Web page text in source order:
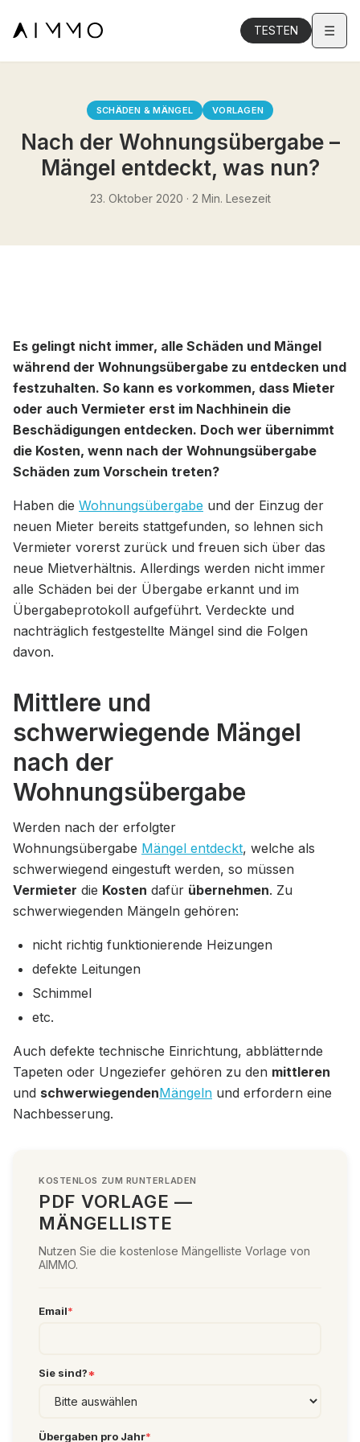
TESTEN ☰
SCHÄDEN & MÄNGEL VORLAGEN
Nach der Wohnungsübergabe –
Mängel entdeckt, was nun?
23. Oktober 2020 · 2 Min. Lesezeit
Es gelingt nicht immer, alle Schäden und Mängel
während der Wohnungsübergabe zu entdecken und
festzuhalten. So kann es vorkommen, dass Mieter
oder auch Vermieter erst im Nachhinein die
Beschädigungen entdecken. Doch wer übernimmt
die Kosten, wenn nach der Wohnungsübergabe
Schäden zum Vorschein treten?
Haben die Wohnungsübergabe und der Einzug der
neuen Mieter bereits stattgefunden, so lehnen sich
Vermieter vorerst zurück und freuen sich über das
neue Mietverhältnis. Allerdings werden nicht immer
alle Schäden bei der Übergabe erkannt und im
Übergabeprotokoll aufgeführt. Verdeckte und
nachträglich festgestellte Mängel sind die Folgen
davon.
Mittlere und
schwerwiegende Mängel
nach der
Wohnungsübergabe
Werden nach der erfolgter
Wohnungsübergabe Mängel entdeckt, welche als
schwerwiegend eingestuft werden, so müssen
Vermieter die Kosten dafür übernehmen. Zu
schwerwiegenden Mängeln gehören:
nicht richtig funktionierende Heizungen
defekte Leitungen
Schimmel
etc.
Auch defekte technische Einrichtung, abblätternde
Tapeten oder Ungeziefer gehören zu den mittleren
und schwerwiegendenMängeln und erfordern eine
Nachbesserung.
KOSTENLOS ZUM RUNTERLADEN
PDF VORLAGE —
MÄNGELLISTE
Nutzen Sie die kostenlose Mängelliste Vorlage von
AIMMO.
Email*
Sie sind?*
Übergaben pro Jahr*